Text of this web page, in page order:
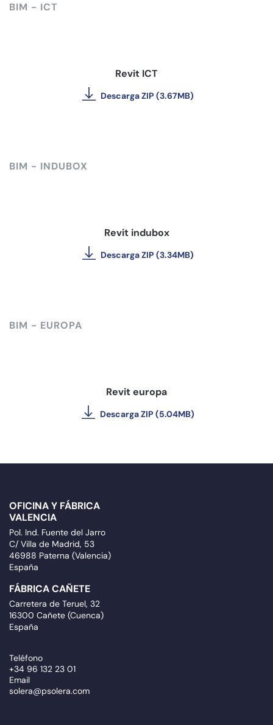
BIM - ICT
Revit ICT
Descarga ZIP (3.67MB)
BIM - INDUBOX
Revit indubox
Descarga ZIP (3.34MB)
BIM - EUROPA
Revit europa
Descarga ZIP (5.04MB)
OFICINA Y FÁBRICA
VALENCIA
Pol. Ind. Fuente del Jarro
C/ Villa de Madrid, 53
46988 Paterna (Valencia)
España
FÁBRICA CAÑETE
Carretera de Teruel, 32
16300 Cañete (Cuenca)
España
Teléfono
+34 96 132 23 01
Email
solera@psolera.com